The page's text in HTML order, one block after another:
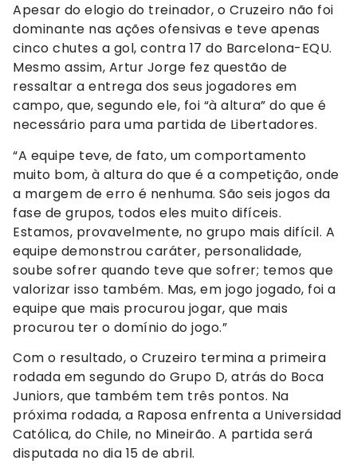
Apesar do elogio do treinador, o Cruzeiro não foi
dominante nas ações ofensivas e teve apenas
cinco chutes a gol, contra 17 do Barcelona-EQU.
Mesmo assim, Artur Jorge fez questão de
ressaltar a entrega dos seus jogadores em
campo, que, segundo ele, foi “à altura” do que é
necessário para uma partida de Libertadores.
“A equipe teve, de fato, um comportamento
muito bom, à altura do que é a competição, onde
a margem de erro é nenhuma. São seis jogos da
fase de grupos, todos eles muito difíceis.
Estamos, provavelmente, no grupo mais difícil. A
equipe demonstrou caráter, personalidade,
soube sofrer quando teve que sofrer; temos que
valorizar isso também. Mas, em jogo jogado, foi a
equipe que mais procurou jogar, que mais
procurou ter o domínio do jogo.”
Com o resultado, o Cruzeiro termina a primeira
rodada em segundo do Grupo D, atrás do Boca
Juniors, que também tem três pontos. Na
próxima rodada, a Raposa enfrenta a Universidad
Católica, do Chile, no Mineirão. A partida será
disputada no dia 15 de abril.